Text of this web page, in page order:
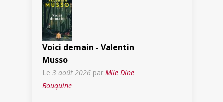
Voici demain - Valentin
Musso
Le 3 août 2026 par Mlle Dine
Bouquine